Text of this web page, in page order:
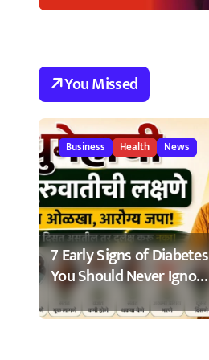
You Missed
Business Health News
7 Early Signs of Diabetes
You Should Never Ignore
– मधुमेहाची ७ सुरुवातीची
लक्षणे – वेळेत ओळखा,